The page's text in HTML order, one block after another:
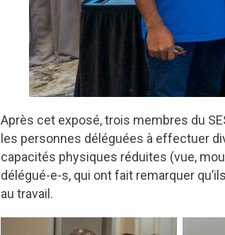
Après cet exposé, trois membres du
les personnes déléguées à effectuer
capacités physiques réduites (vue,
délégué-e-s, qui ont fait remarquer
au travail.